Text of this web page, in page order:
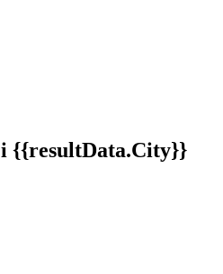
i {{resultData.City}}